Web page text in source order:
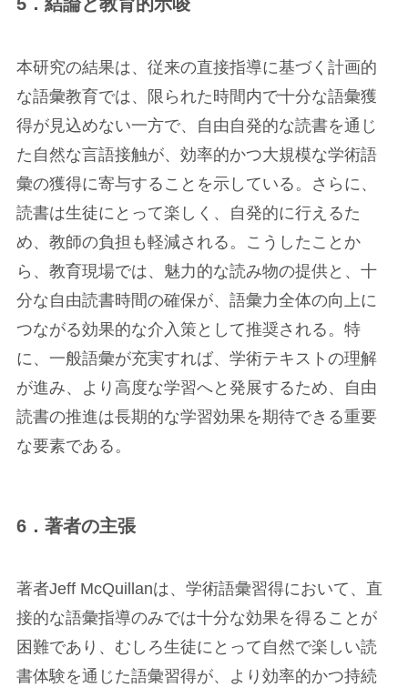
本研究の結果は、従来の直接指導に基づく計画的
な語彙教育では、限られた時間内で十分な語彙獲
得が見込めない一方で、自由自発的な読書を通じ
た自然な言語接触が、効率的かつ大規模な学術語
彙の獲得に寄与することを示している。さらに、
読書は生徒にとって楽しく、自発的に行えるた
め、教師の負担も軽減される。こうしたことか
ら、教育現場では、魅力的な読み物の提供と、十
分な自由読書時間の確保が、語彙力全体の向上に
つながる効果的な介入策として推奨される。特
に、一般語彙が充実すれば、学術テキストの理解
が進み、より高度な学習へと発展するため、自由
読書の推進は長期的な学習効果を期待できる重要
な要素である。
6．著者の主張
著者Jeff McQuillanは、学術語彙習得において、直
接的な語彙指導のみでは十分な効果を得ることが
困難であり、むしろ生徒にとって自然で楽しい読
書体験を通じた語彙習得が、より効率的かつ持続